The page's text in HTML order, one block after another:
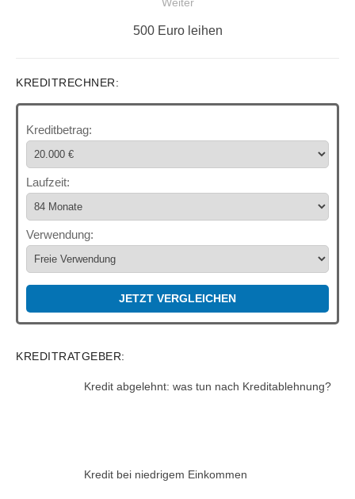
Nächster
500 Euro leihen
KREDITRECHNER:
Kreditbetrag:
Laufzeit:
Verwendung:
JETZT VERGLEICHEN
KREDITRATGEBER:
Kredit abgelehnt: was tun nach Kreditablehnung?
Kredit bei niedrigem Einkommen